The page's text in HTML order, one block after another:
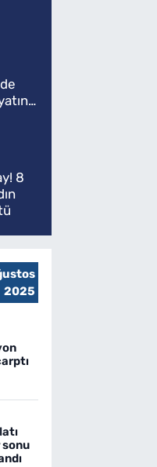
8
2025
sonu